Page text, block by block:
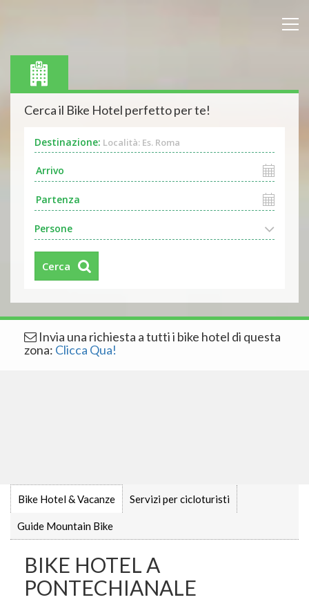
Cerca il Bike Hotel perfetto per te!
Destinazione: Località: Es. Roma
Persone
Cerca
Invia una richiesta a tutti i bike hotel di questa
zona: Clicca Qua!
Bike Hotel & Vacanze Servizi per cicloturisti
Guide Mountain Bike
BIKE HOTEL A
PONTECHIANALE